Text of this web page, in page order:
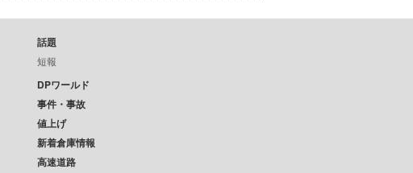
話題
短報
DPワールド
事件・事故
値上げ
新着倉庫情報
高速道路